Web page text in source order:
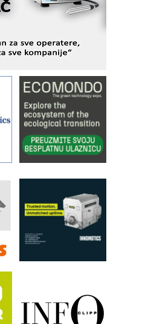
godina preciznosti u
za ispitivanje
koje
hidrauličkih
– japanska
fluida
Industrial – Napredna
u hidrauličkim i
Rittal
za vašu pametnu
energijom
· Display
bez složenih
dugoročna korist